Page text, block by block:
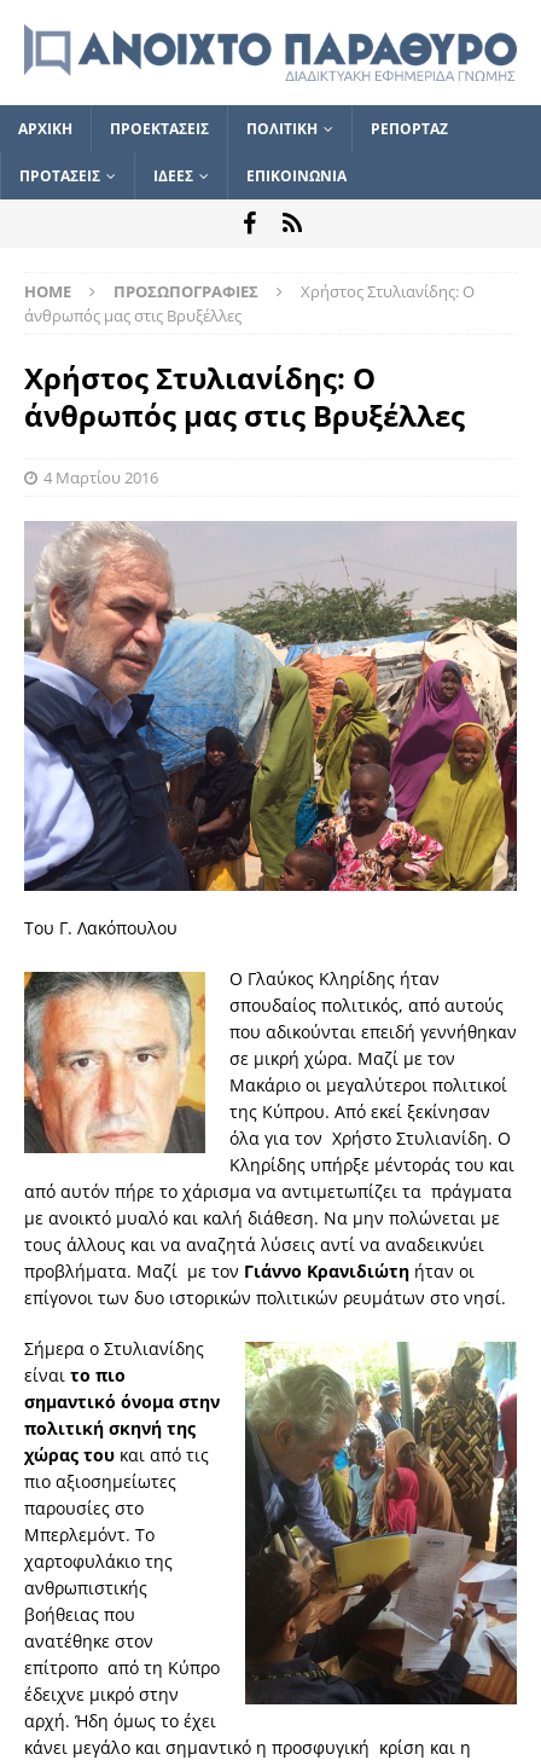
ΑΡΧΙΚΗ ΠΡΟΕΚΤΑΣΕΙΣ ΠΟΛΙΤΙΚΗ ΡΕΠΟΡΤΑΖ
ΠΡΟΤΑΣΕΙΣ ΙΔΕΕΣ ΕΠΙΚΟΙΝΩΝΙΑ
HOME ΠΡΟΣΩΠΟΓΡΑΦΙΕΣ
Χρήστος Στυλιανίδης: Ο
άνθρωπός μας στις Βρυξέλλες
Χρήστος Στυλιανίδης: Ο
άνθρωπός μας στις Βρυξέλλες
4 Μαρτίου 2016
Του Γ. Λακόπουλου
Ο Γλαύκος Κληρίδης ήταν
σπουδαίος πολιτικός, από αυτούς
που αδικούνται επειδή γεννήθηκαν
σε μικρή χώρα. Μαζί με τον
Μακάριο οι μεγαλύτεροι πολιτικοί
της Κύπρου. Από εκεί ξεκίνησαν
όλα για τον Χρήστο Στυλιανίδη. Ο
Κληρίδης υπήρξε μέντοράς του και
από αυτόν πήρε το χάρισμα να αντιμετωπίζει τα πράγματα
με ανοικτό μυαλό και καλή διάθεση. Να μην πολώνεται με
τους άλλους και να αναζητά λύσεις αντί να αναδεικνύει
προβλήματα. Μαζί με τον Γιάννο Κρανιδιώτη ήταν οι
επίγονοι των δυο ιστορικών πολιτικών ρευμάτων στο νησί.
Σήμερα ο Στυλιανίδης
είναι το πιο
σημαντικό όνομα στην
πολιτική σκηνή της
χώρας του και από τις
πιο αξιοσημείωτες
παρουσίες στο
Μπερλεμόντ. Το
χαρτοφυλάκιο της
ανθρωπιστικής
βοήθειας που
ανατέθηκε στον
επίτροπο από τη Κύπρο
έδειχνε μικρό στην
αρχή. Ήδη όμως το έχει
κάνει μεγάλο και σημαντικό η προσφυγική κρίση και η